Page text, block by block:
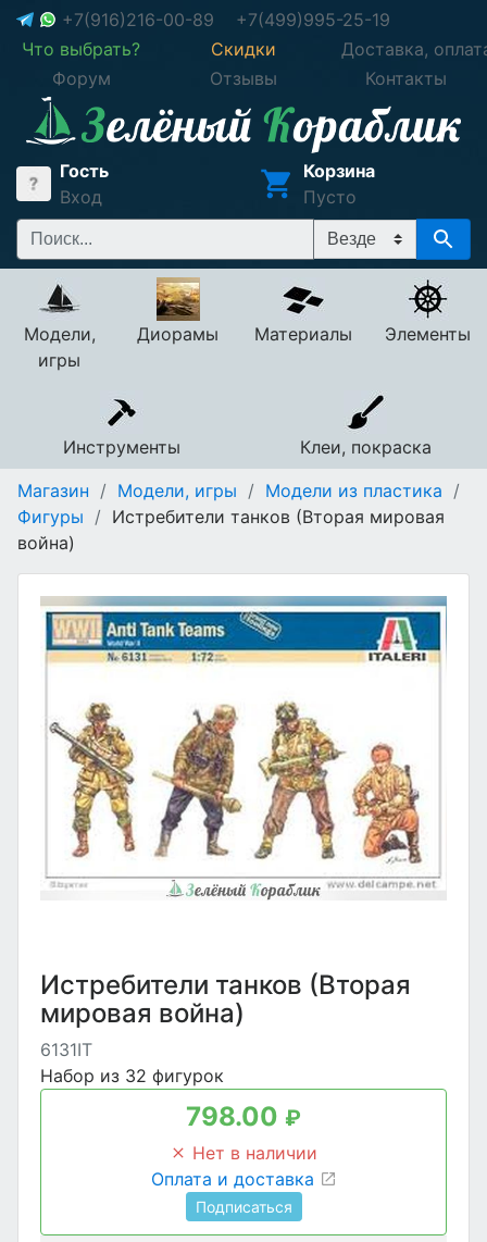
+7(916)216-00-89
+7(499)995-25-19
Что выбрать?
Скидки
Доставка,
Форум
Отзывы Контакты
Гость
Вход
Корзина
Пусто
Модели,
игры
Диорамы Материалы Элементы
Инструменты
Клеи, покраска
Магазин / Модели, игры / Модели из пластика /
Фигуры / Истребители танков (Вторая мировая
война)
Истребители танков (Вторая
мировая война)
6131IT
Набор из 32 фигурок
798.00 ₽
Нет в наличии
Оплата и доставка
Подписаться